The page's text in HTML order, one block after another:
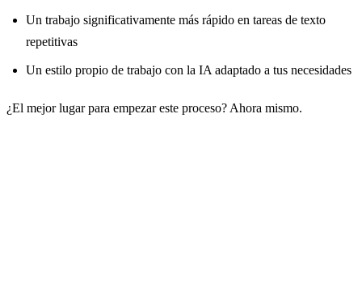
Un trabajo significativamente más rápido en tareas de texto
repetitivas
Un estilo propio de trabajo con la IA adaptado a tus necesidades
¿El mejor lugar para empezar este proceso? Ahora mismo.